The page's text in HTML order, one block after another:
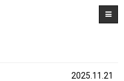
2025.11.21